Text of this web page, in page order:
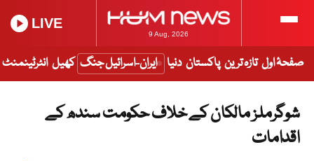
9 Aug, 2026
LIVE
صفحۂ اول تازہ ترین پاکستان دنیا ایران-اسرائیل جنگ کھیل انٹرٹینمنٹ
شوگرملز مالکان کے خلاف حکومت سندھ کے
اقدامات